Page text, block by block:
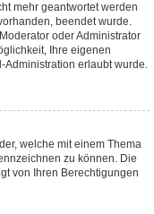
mehr geantwortet werden
beendet wurde.
oder Administrator
Ihre eigenen
Administration erlaubt wurde.
welche mit einem Thema
zu können. Die
von Ihren Berechtigungen